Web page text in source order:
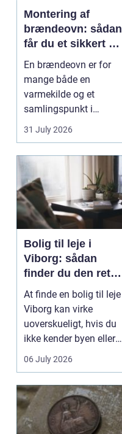
Montering af
brændeovn: sådan
får du et sikkert og
smukt resultat
En brændeovn er for
mange både en
varmekilde og et
samlingspunkt i
hjemmet. Flammerne
31 July 2026
Bolig til leje i
Viborg: sådan
finder du den rette
lejlighed
At finde en bolig til leje
Viborg kan virke
uoverskueligt, hvis du
ikke kender byen eller
det lokale...
06 July 2026